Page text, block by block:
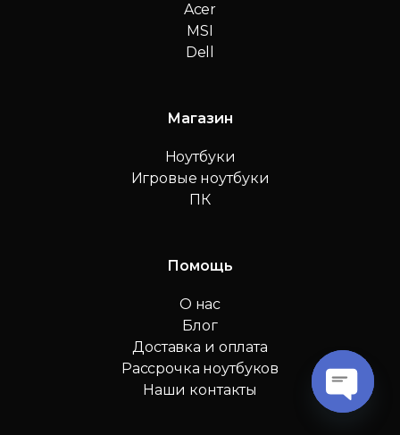
Acer
MSI
Dell
Магазин
Ноутбуки
Игровые ноутбуки
ПК
Помощь
О нас
Блог
Доставка и оплата
Рассрочка ноутбуков
Наши контакты